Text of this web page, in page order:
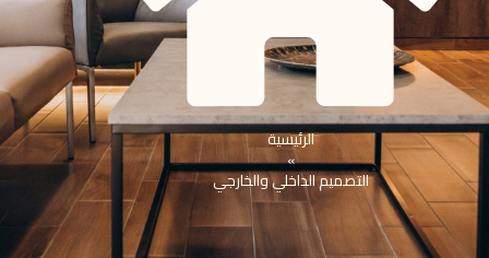
الرئيسية
»
التصميم الداخلي والخارجي